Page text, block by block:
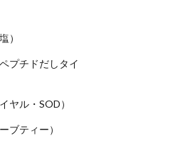
）
プチドだしタイ
ヤル・SOD）
ブティー）